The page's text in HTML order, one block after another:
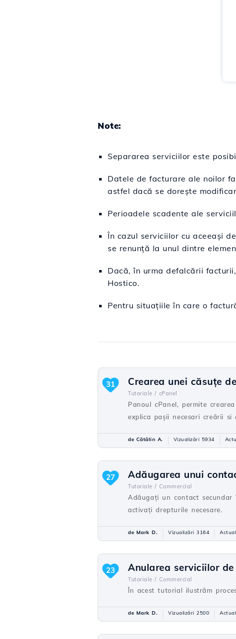
Note:
Separarea serviciilor este
Datele de facturare ale noilor
astfel dacă se dorește
Perioadele scadente ale
În cazul serviciilor cu aceeași
se renunță la unul dintre
Dacă, în urma defalcării
Hostico.
Pentru situațiile în care o
Crearea unei căsuţe
Tutoriale / cPanel
Panoul cPanel, permite
explica paşii necesari creării si
31
de Cătălin A. Vizualizări 5934
Adăugarea unui
Tutoriale / Commercial
Adăugați un contact
activați drepturile necesare.
27
de Mark D. Vizualizări 3164
Anularea serviciilor
Tutoriale / Commercial
În acest tutorial ilustrăm
23
de Mark D. Vizualizări 2500